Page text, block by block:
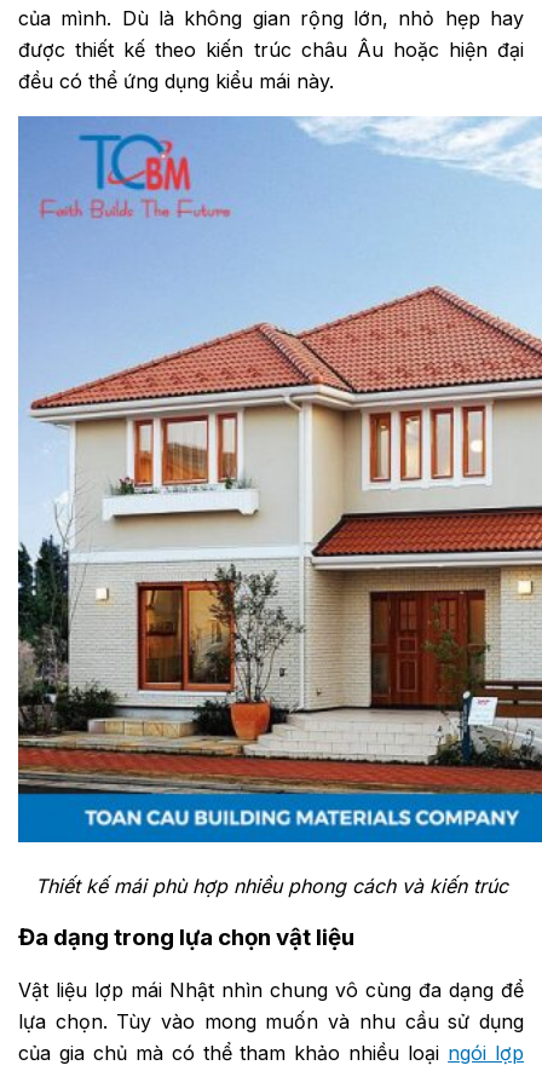
của mình. Dù là không gian rộng lớn, nhỏ hẹp hay
được thiết kế theo kiến trúc châu Âu hoặc hiện đại
đều có thể ứng dụng kiểu mái này.
Thiết kế mái phù hợp nhiều phong cách và kiến trúc
Đa dạng trong lựa chọn vật liệu
Vật liệu lợp mái Nhật nhìn chung vô cùng đa dạng để
lựa chọn. Tùy vào mong muốn và nhu cầu sử dụng
của gia chủ mà có thể tham khảo nhiều loại ngói lợp